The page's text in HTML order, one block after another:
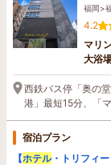
福岡>
4.2
マリ
大浴
西鉄バス停「奥の
港」最短15分、「
宿泊プラン
【ホテル・トリフィ